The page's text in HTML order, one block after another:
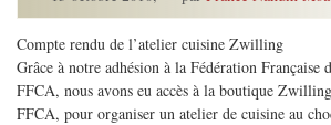
Compte rendu de l’atelier cuisine Zwilling
Grâce à notre adhésion à la Fédération Française
FFCA, nous avons eu accès à la boutique
FFCA, pour organiser un atelier de cuisine au